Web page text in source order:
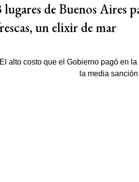
lugares de Buenos Aires
un elixir de mar